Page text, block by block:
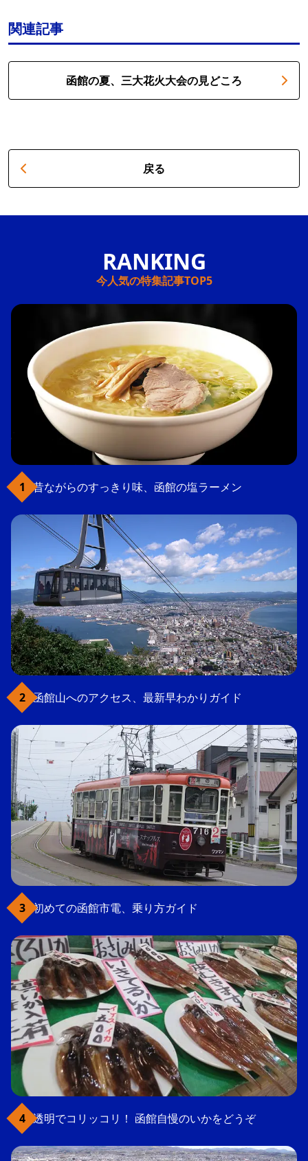
関連記事
函館の夏、三大花火大会の見どころ
戻る
今人気の特集記事TOP5
昔ながらのすっきり味、函館の塩ラーメン
函館山へのアクセス、最新早わかりガイド
初めての函館市電、乗り方ガイド
透明でコリッコリ！ 函館自慢のいかをどうぞ